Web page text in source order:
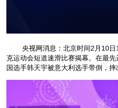
央视网消息：北京时间2月10日
克运动会短道速滑比赛揭幕。在最
国选手韩天宇被意大利选手带倒，摔